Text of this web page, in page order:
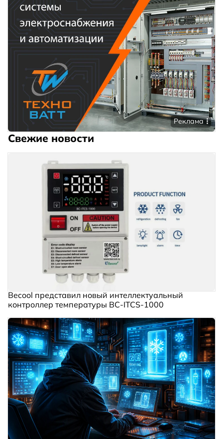
Реклама
Свежие новости
Becool представил новый интеллектуальный
контроллер температуры BC‑ITCS‑1000